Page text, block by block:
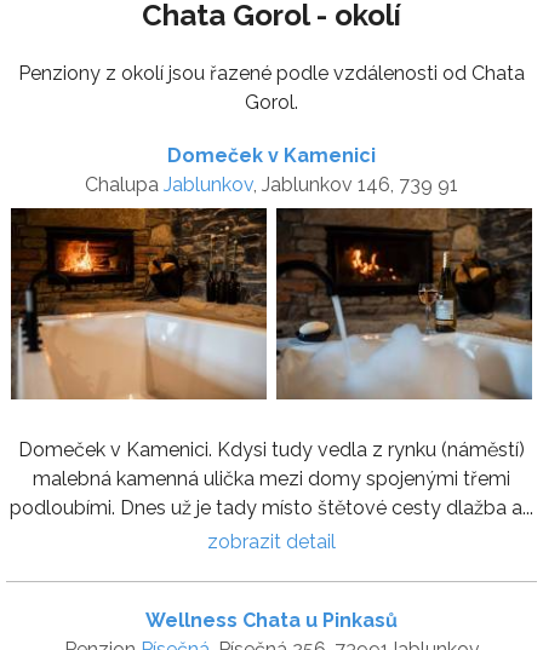
Chata Gorol - okolí
Penziony z okolí jsou řazené podle vzdálenosti od Chata
Gorol.
Domeček v Kamenici
Chalupa Jablunkov , Jablunkov 146, 739 91
Domeček v Kamenici. Kdysi tudy vedla z rynku (náměstí)
malebná kamenná ulička mezi domy spojenými třemi
podloubími. Dnes už je tady místo štětové cesty dlažba a...
zobrazit detail
Wellness Chata u Pinkasů